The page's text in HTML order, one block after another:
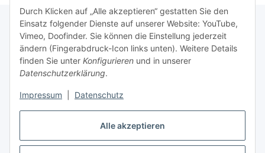
Alle akzeptieren
Durch Klicken auf „Alle akzeptieren“ gestatten Sie den
Einsatz folgender Dienste auf unserer Website: YouTube,
Vimeo, Doofinder. Sie können die Einstellung jederzeit
ändern (Fingerabdruck-Icon links unten). Weitere Details
finden Sie unter Konfigurieren und in unserer
Datenschutzerklärung.
Impressum Datenschutz
Informationen
Gesetzliche Informationen
Vertrag widerrufen